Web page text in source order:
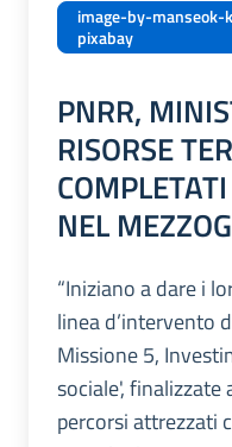
image-by-
pixabay
PNRR,
RISORSE
NEL
“Iniziano a dare i
linea d’intervento
Missione 5,
sociale', finalizzate
percorsi attrezzati